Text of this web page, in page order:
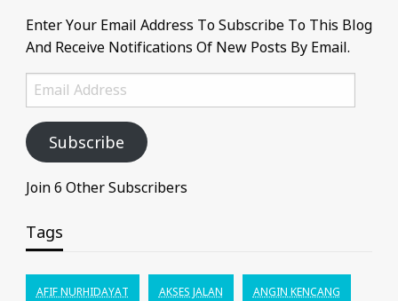
Enter Your Email Address To Subscribe To This Blog
And Receive Notifications Of New Posts By Email.
Email
Address
Subscribe
Join 6 Other Subscribers
Tags
AFIF NURHIDAYAT AKSES JALAN ANGIN KENCANG